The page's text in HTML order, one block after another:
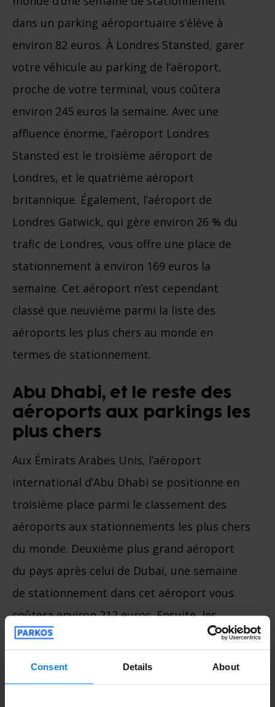
Consent Details About
dans un parking aéroportuaire s’élève à
environ 82 euros. À Londres Stansted, garer
votre véhicule au parking de l’aéroport,
proche de votre terminal, vous coûtera
environ 245 euros la semaine. Avec une
affluence énorme, l’aéroport Londres
Stansted est le troisième aéroport de
Londres, et le quatrième aéroport
britannique. Également, l’aéroport de
Londres Gatwick, qui gère environ 26 % du
trafic de Londres, vous offre une place de
stationnement à environ 169 euros la
semaine. Cet aéroport n’est cependant
classé que neuvième parmi la liste des
aéroports les plus chers au monde en
termes de stationnement.
Abu Dhabi, et le reste des
aéroports aux parkings les
plus chers
Aux Émirats Arabes Unis, l’aéroport
international d’Abu Dhabi se positionne en
troisième place parmi le classement des
aéroports aux stationnements les plus chers
du monde. Deuxième plus grand aéroport
du pays après celui de Dubaï, une semaine
de stationnement dans cet aéroport vous
coûtera environ 212 euros. Ensuite, les
quatrième et cinquième places parmi les
reviennent aux deux aéroports européens